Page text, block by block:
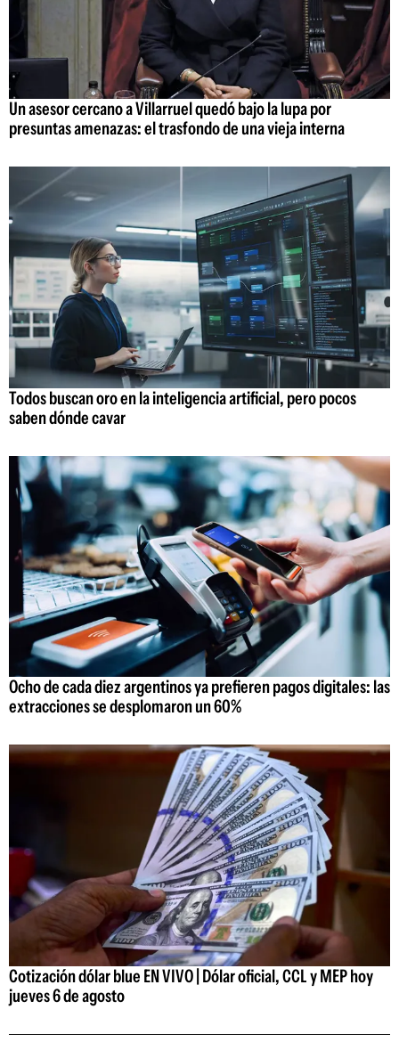
Un asesor cercano a Villarruel quedó bajo la lupa por
presuntas amenazas: el trasfondo de una vieja interna
Todos buscan oro en la inteligencia artificial, pero pocos
saben dónde cavar
Ocho de cada diez argentinos ya prefieren pagos digitales: las
extracciones se desplomaron un 60%
Cotización dólar blue EN VIVO | Dólar oficial, CCL y MEP hoy
jueves 6 de agosto